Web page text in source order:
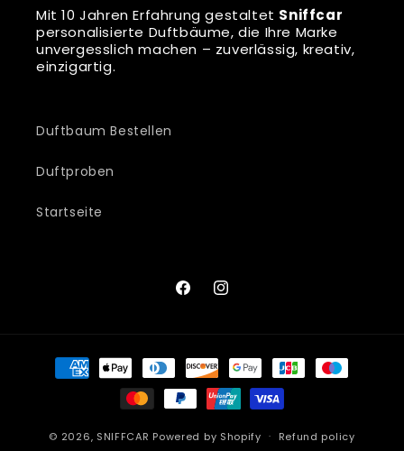
Mit 10 Jahren Erfahrung gestaltet Sniffcar
personalisierte Duftbäume, die Ihre Marke
unvergesslich machen – zuverlässig, kreativ,
einzigartig.
Duftbaum Bestellen
Duftproben
Startseite
FacebookInstagram
Payment
methods
© 2026, SNIFFCAR Powered by Shopify Refund policy